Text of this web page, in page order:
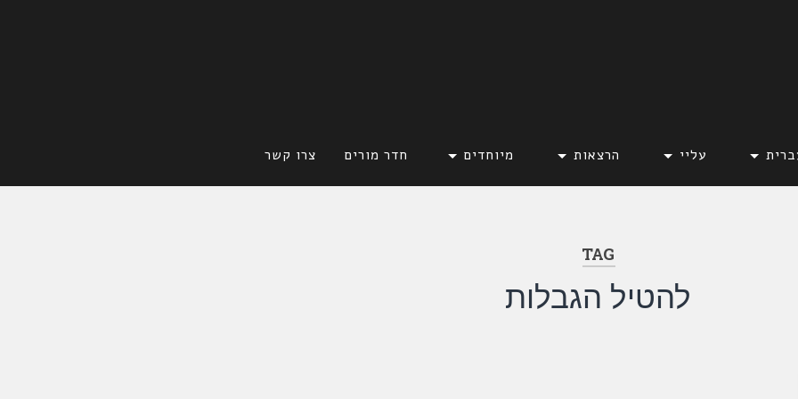
עליי הרצאות מיוחדים חדר מורים צרו קשר
TAG
להטיל הגבלות